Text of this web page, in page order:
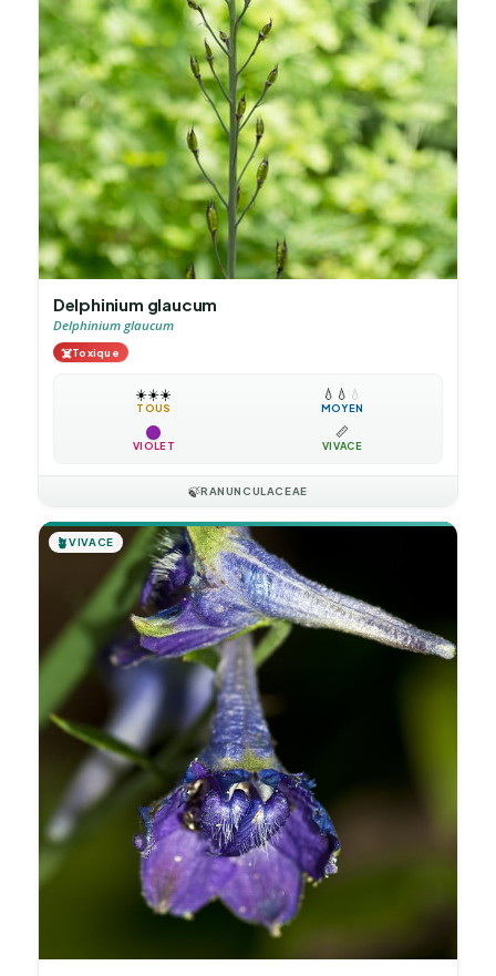
Delphinium glaucum
Delphinium glaucum
☠️Toxique
☀️☀️☀️
TOUS
💧 💧 💧
MOYEN
VIOLET
📏
VIVACE
🍃RANUNCULACEAE
🪴VIVACE